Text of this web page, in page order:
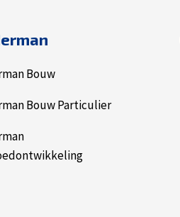
Bouw
Bouw Particulier